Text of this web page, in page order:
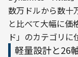
数万ドルから数十
と比べて大幅に価
ド」のカテゴリに
軽量設計と26